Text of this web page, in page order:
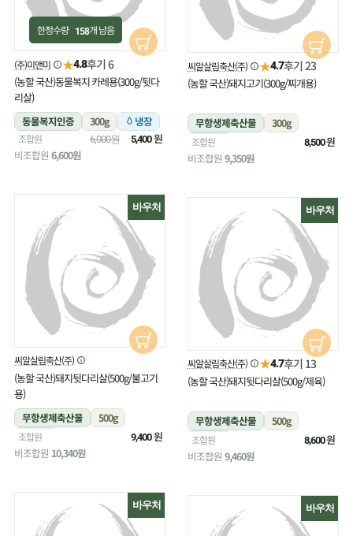
한정수량 158개 남음
(주)미앤미 ★4.8후기 6
(농할 국산)동물복지 카레용(300g/뒷다
리살)
동물복지인증
300g 냉장
조합원 6,000원 5,400원
비조합원 6,600원
씨알살림축산(주) ★4.7후기 23
(농할 국산)돼지고기(300g/찌개용)
무항생제축산물
300g
냉장
조합원 8,500원
비조합원 9,350원
바우처
씨알살림축산(주)
(농할 국산)돼지뒷다리살(500g/불고기
용)
무항생제축산물
500g
냉장
조합원 9,400원
비조합원 10,340원
바우처
씨알살림축산(주) ★4.7후기 13
(농할 국산)돼지뒷다리살(500g/제육)
무항생제축산물
500g
냉장
조합원 8,600원
비조합원 9,460원
바우처 바우처